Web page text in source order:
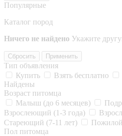
Популярные
Каталог пород
Ничего не найдено Укажите
Сбросить Применить
Тип объявления
Купить
Взять бесплатно
Найдены
Возраст питомца
Малыш (до 6 месяцев)
Взрослеющий (1-3 года)
Стареющий (7-11 лет)
Пол питомца